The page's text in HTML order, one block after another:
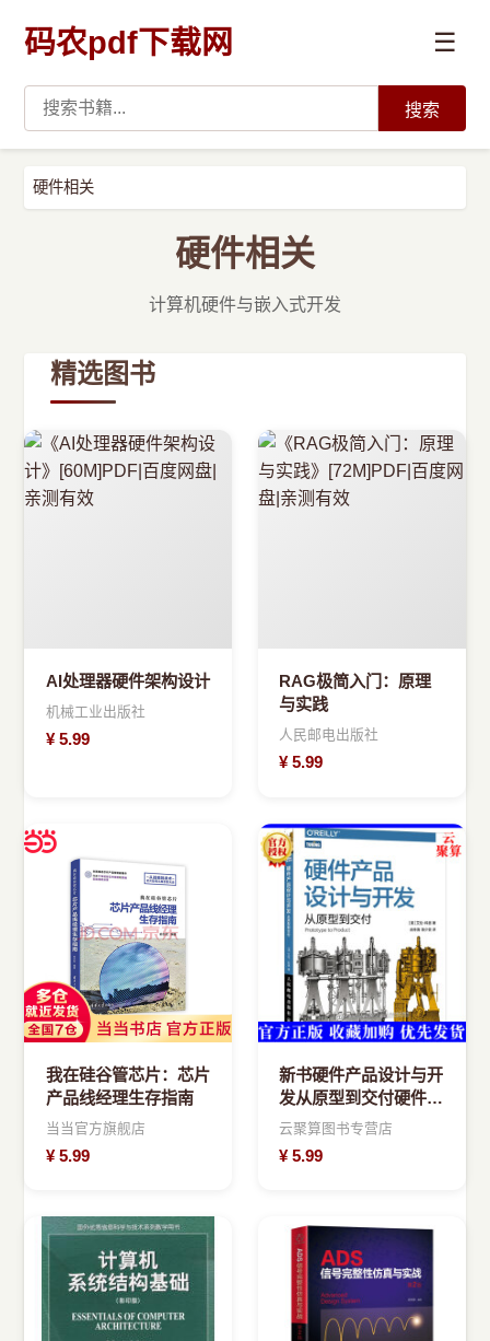
码农pdf下载网 ☰
系统编程 ›
搜索
硬件相关
硬件相关
计算机硬件与嵌入式开发
精选图书
AI处理器硬件架构设计
机械工业出版社
¥ 5.99
RAG极简入门：原理
与实践
人民邮电出版社
¥ 5.99
我在硅谷管芯片：芯片
产品线经理生存指南
当当官方旗舰店
¥ 5.99
新书硬件产品设计与开
发从原型到交付硬件技
术产品开发产品管理架
品开发流
云聚算图书专营店
¥ 5.99